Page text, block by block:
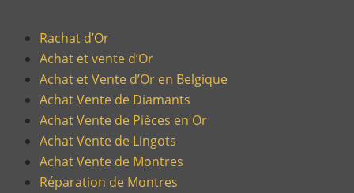
Rachat d’Or
Achat et vente d’Or
Achat et Vente d’Or en Belgique
Achat Vente de Diamants
Achat Vente de Pièces en Or
Achat Vente de Lingots
Achat Vente de Montres
Réparation de Montres